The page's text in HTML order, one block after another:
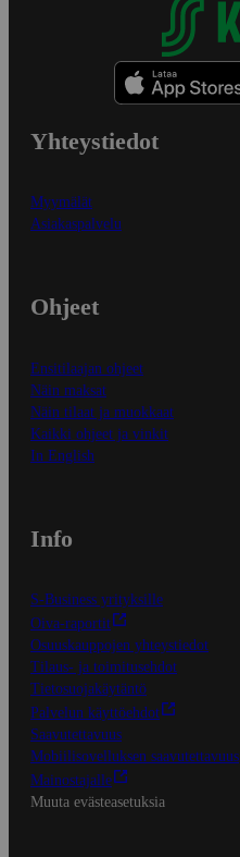
Yhteystiedot
Myymälät
Asiakaspalvelu
Ohjeet
Ensitilaajan ohjeet
Näin maksat
Näin tilaat ja muokkaat
Kaikki ohjeet ja vinkit
In English
Info
S-Business yrityksille
Oiva-raportit
Osuuskauppojen yhteystiedot
Tilaus- ja toimitusehdot
Tietosuojakäytäntö
Palvelun käyttöehdot
Saavutettavuus
Mobiilisovelluksen saavutettavuus
Mainostajalle
Muuta evästeasetuksia